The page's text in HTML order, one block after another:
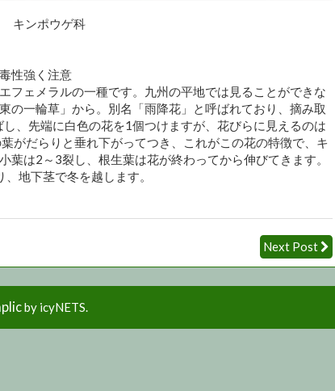
キンポウゲ科
性強く注意
フェメラルの一種です。九州の平地では見ることができな
の一輪草」から。別名「雨降花」と呼ばれており、摘み取
、先端に白色の花を1個つけますが、花びらに見えるのは
がだらりと垂れ下がってつき、これがこの花の特徴で、キ
葉は2～3裂し、根生葉は花が終わってから伸びてきます。
地下茎で冬を越します。
Next Post
by icyNETS.